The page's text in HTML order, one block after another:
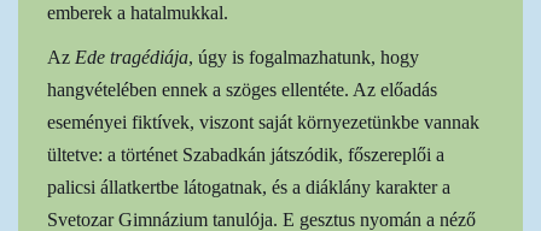
emberek a hatalmukkal.
Az Ede tragédiája, úgy is fogalmazhatunk, hogy
hangvételében ennek a szöges ellentéte. Az előadás
eseményei fiktívek, viszont saját környezetünkbe vannak
ültetve: a történet Szabadkán játszódik, főszereplői a
palicsi állatkertbe látogatnak, és a diáklány karakter a
Svetozar Gimnázium tanulója. E gesztus nyomán a néző